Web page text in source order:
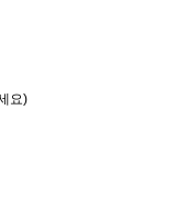
요)